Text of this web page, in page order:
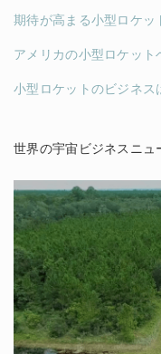
世界の宇宙ビジネスニュ
期待が高まる小型ロケッ
アメリカの小型ロケット
小型ロケットのビジネス